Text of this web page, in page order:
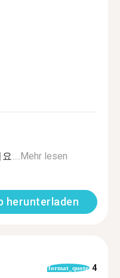
...Mehr lesen
herunterladen
format_quote 4